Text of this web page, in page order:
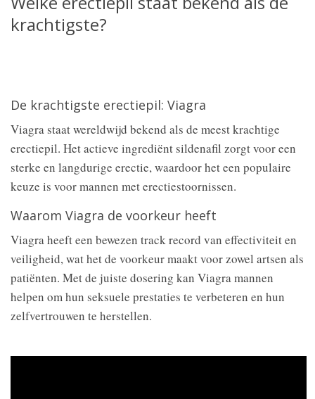
krachtigste?
De krachtigste erectiepil: Viagra
Viagra staat wereldwijd bekend als de meest krachtige
erectiepil. Het actieve ingrediënt sildenafil zorgt voor een
sterke en langdurige erectie, waardoor het een populaire
keuze is voor mannen met erectiestoornissen.
Waarom Viagra de voorkeur heeft
Viagra heeft een bewezen track record van effectiviteit en
veiligheid, wat het de voorkeur maakt voor zowel artsen als
patiënten. Met de juiste dosering kan Viagra mannen
helpen om hun seksuele prestaties te verbeteren en hun
zelfvertrouwen te herstellen.